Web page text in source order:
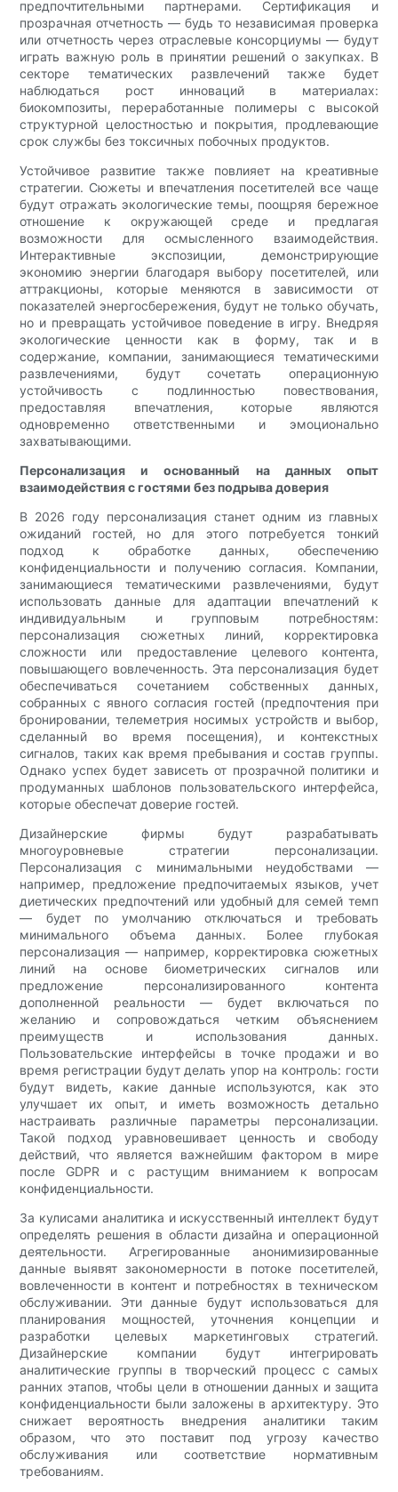
предпочтительными партнерами. Сертификация и
прозрачная отчетность — будь то независимая проверка
или отчетность через отраслевые консорциумы — будут
играть важную роль в принятии решений о закупках. В
секторе тематических развлечений также будет
наблюдаться рост инноваций в материалах:
биокомпозиты, переработанные полимеры с высокой
структурной целостностью и покрытия, продлевающие
срок службы без токсичных побочных продуктов.
Устойчивое развитие также повлияет на креативные
стратегии. Сюжеты и впечатления посетителей все чаще
будут отражать экологические темы, поощряя бережное
отношение к окружающей среде и предлагая
возможности для осмысленного взаимодействия.
Интерактивные экспозиции, демонстрирующие
экономию энергии благодаря выбору посетителей, или
аттракционы, которые меняются в зависимости от
показателей энергосбережения, будут не только обучать,
но и превращать устойчивое поведение в игру. Внедряя
экологические ценности как в форму, так и в
содержание, компании, занимающиеся тематическими
развлечениями, будут сочетать операционную
устойчивость с подлинностью повествования,
предоставляя впечатления, которые являются
одновременно ответственными и эмоционально
захватывающими.
Персонализация и основанный на данных опыт
взаимодействия с гостями без подрыва доверия
В 2026 году персонализация станет одним из главных
ожиданий гостей, но для этого потребуется тонкий
подход к обработке данных, обеспечению
конфиденциальности и получению согласия. Компании,
занимающиеся тематическими развлечениями, будут
использовать данные для адаптации впечатлений к
индивидуальным и групповым потребностям:
персонализация сюжетных линий, корректировка
сложности или предоставление целевого контента,
повышающего вовлеченность. Эта персонализация будет
обеспечиваться сочетанием собственных данных,
собранных с явного согласия гостей (предпочтения при
бронировании, телеметрия носимых устройств и выбор,
сделанный во время посещения), и контекстных
сигналов, таких как время пребывания и состав группы.
Однако успех будет зависеть от прозрачной политики и
продуманных шаблонов пользовательского интерфейса,
которые обеспечат доверие гостей.
Дизайнерские фирмы будут разрабатывать
многоуровневые стратегии персонализации.
Персонализация с минимальными неудобствами —
например, предложение предпочитаемых языков, учет
диетических предпочтений или удобный для семей темп
— будет по умолчанию отключаться и требовать
минимального объема данных. Более глубокая
персонализация — например, корректировка сюжетных
линий на основе биометрических сигналов или
предложение персонализированного контента
дополненной реальности — будет включаться по
желанию и сопровождаться четким объяснением
преимуществ и использования данных.
Пользовательские интерфейсы в точке продажи и во
время регистрации будут делать упор на контроль: гости
будут видеть, какие данные используются, как это
улучшает их опыт, и иметь возможность детально
настраивать различные параметры персонализации.
Такой подход уравновешивает ценность и свободу
действий, что является важнейшим фактором в мире
после GDPR и с растущим вниманием к вопросам
конфиденциальности.
За кулисами аналитика и искусственный интеллект будут
определять решения в области дизайна и операционной
деятельности. Агрегированные анонимизированные
данные выявят закономерности в потоке посетителей,
вовлеченности в контент и потребностях в техническом
обслуживании. Эти данные будут использоваться для
планирования мощностей, уточнения концепции и
разработки целевых маркетинговых стратегий.
Дизайнерские компании будут интегрировать
аналитические группы в творческий процесс с самых
ранних этапов, чтобы цели в отношении данных и защита
конфиденциальности были заложены в архитектуру. Это
снижает вероятность внедрения аналитики таким
образом, что это поставит под угрозу качество
обслуживания или соответствие нормативным
требованиям.